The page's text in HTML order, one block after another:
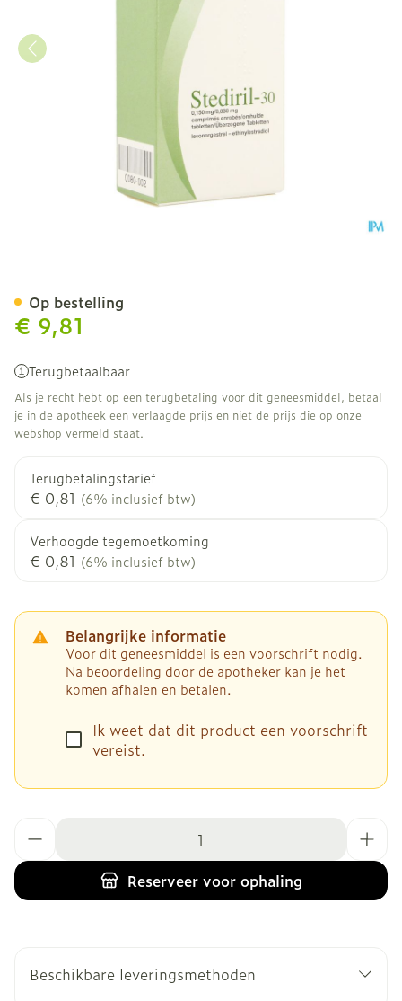
€ 9,81
Terugbetaalbaar
Als je recht hebt op een terugbetaling voor dit geneesmiddel, betaal
je in de apotheek een verlaagde prijs en niet de prijs die op onze
webshop vermeld staat.
Terugbetalingstarief
€ 0,81 (6% inclusief btw)
Verhoogde tegemoetkoming
€ 0,81 (6% inclusief btw)
Belangrijke informatie
Voor dit geneesmiddel is een voorschrift nodig.
Na beoordeling door de apotheker kan je het
komen afhalen en betalen.
Ik weet dat dit product een voorschrift
vereist.
Reserveervoor ophaling
Op bestelling
Beschikbare leveringsmethoden